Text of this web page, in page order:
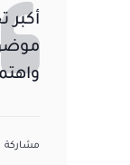
أكبر
مشاركة